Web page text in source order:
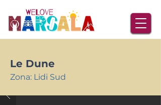
Le Dune
Zona: Lidi Sud